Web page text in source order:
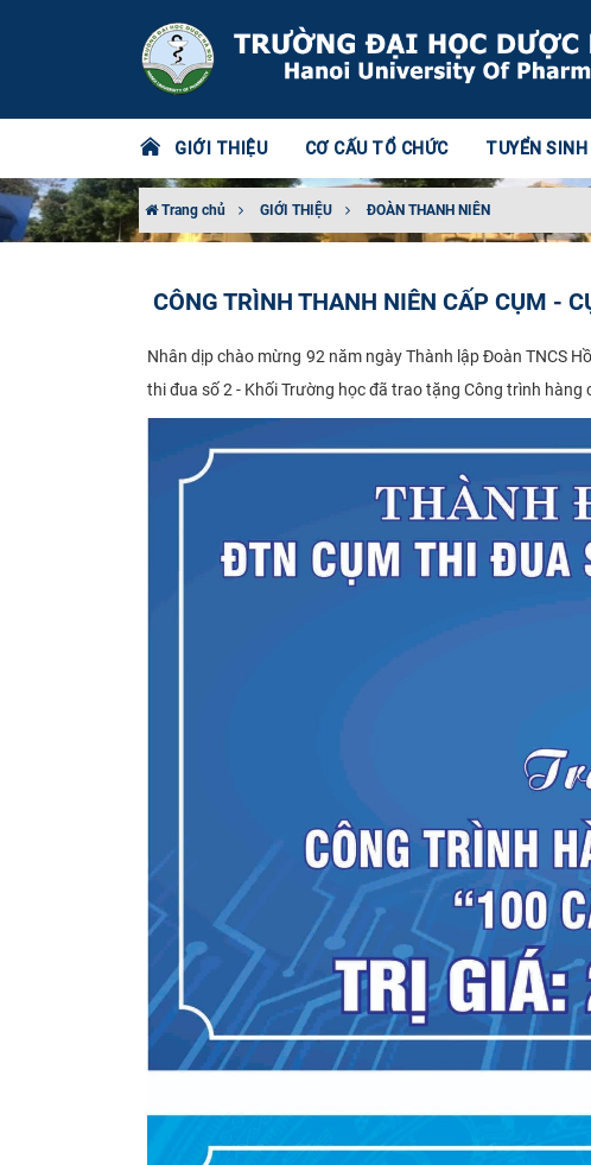
GIỚI THIỆU CƠ CẤU TỔ CHỨC TUYỂN SINH
Trang chủ GIỚI THIỆU ĐOÀN THANH NIÊN
CÔNG TRÌNH THANH NIÊN CẤP CỤM -
Nhân dịp chào mừng 92 năm ngày Thành lập Đoàn TNCS
thi đua số 2 - Khối Trường học đã trao tặng Công trình hàng